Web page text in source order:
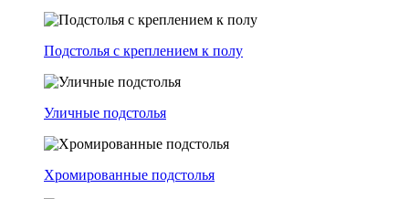
Подстолья с креплением к полу
Уличные подстолья
Хромированные подстолья